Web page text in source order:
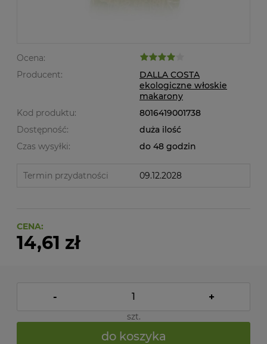
Ocena:
Producent:
DALLA COSTA
ekologiczne włoskie
makarony
Kod produktu:
8016419001738
Dostępność:
duża ilość
Czas wysyłki:
do 48 godzin
Termin przydatności 09.12.2028
CENA:
14,61 zł
- +
szt.
do koszyka